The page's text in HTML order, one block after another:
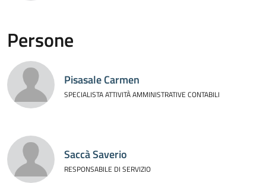
Persone
Pisasale Carmen
SPECIALISTA ATTIVITÀ AMMINISTRATIVE CONTABILI
Saccà Saverio
RESPONSABILE DI SERVIZIO